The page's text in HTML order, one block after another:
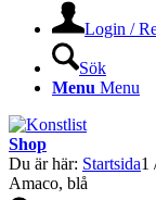
Login /
Sök
Menu Menu
Shop
Du är här: Startsida1
Amaco, blå